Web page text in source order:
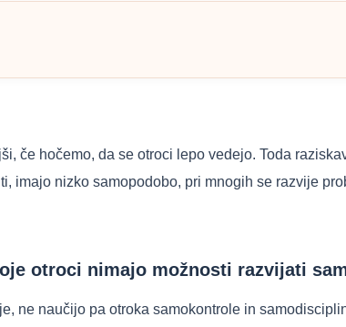
če hočemo, da se otroci lepo vedejo. Toda
imajo nizko samopodobo, pri mnogih se razvije
otroci nimajo možnosti razvijati
ne naučijo pa otroka samokontrole in